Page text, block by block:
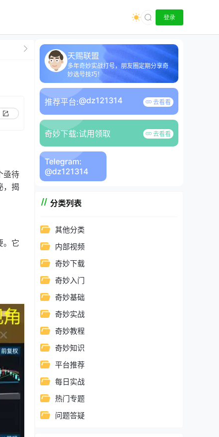
登录
亟待
，揭
。它
天赐联盟
多年奇妙实战打号，朋友圈定期分享奇
妙选号技巧！
推荐平台:@dz121314 去看看
奇妙下载:试用领取 去看看
Telegram:
@dz121314
分类列表
其他分类
内部视频
奇妙下载
奇妙入门
奇妙基础
奇妙实战
奇妙教程
奇妙知识
平台推荐
每日实战
热门专题
问题答疑